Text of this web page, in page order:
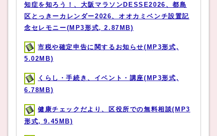
知症を知ろう！、大阪マラソンDESSE2026、都島
区とっきーカレンダー2026、オオカミベンチ設置記
念セレモニー(MP3形式, 2.87MB)
市税や確定申告に関するお知らせ(MP3形式,
5.02MB)
くらし・手続き、イベント・講座(MP3形式,
6.78MB)
健康チェックだより、区役所での無料相談(MP3
形式, 9.45MB)